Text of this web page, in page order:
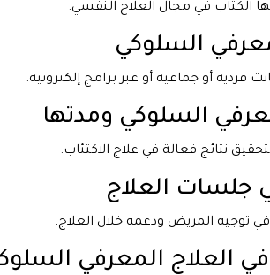
الكتاب في مجال العلاج النفسي.
أو جماعية أو عبر برامج إلكترونية.
نتائج فعالة في علاج الاكتئاب.
توجيه المريض ودعمه خلال العلاج.